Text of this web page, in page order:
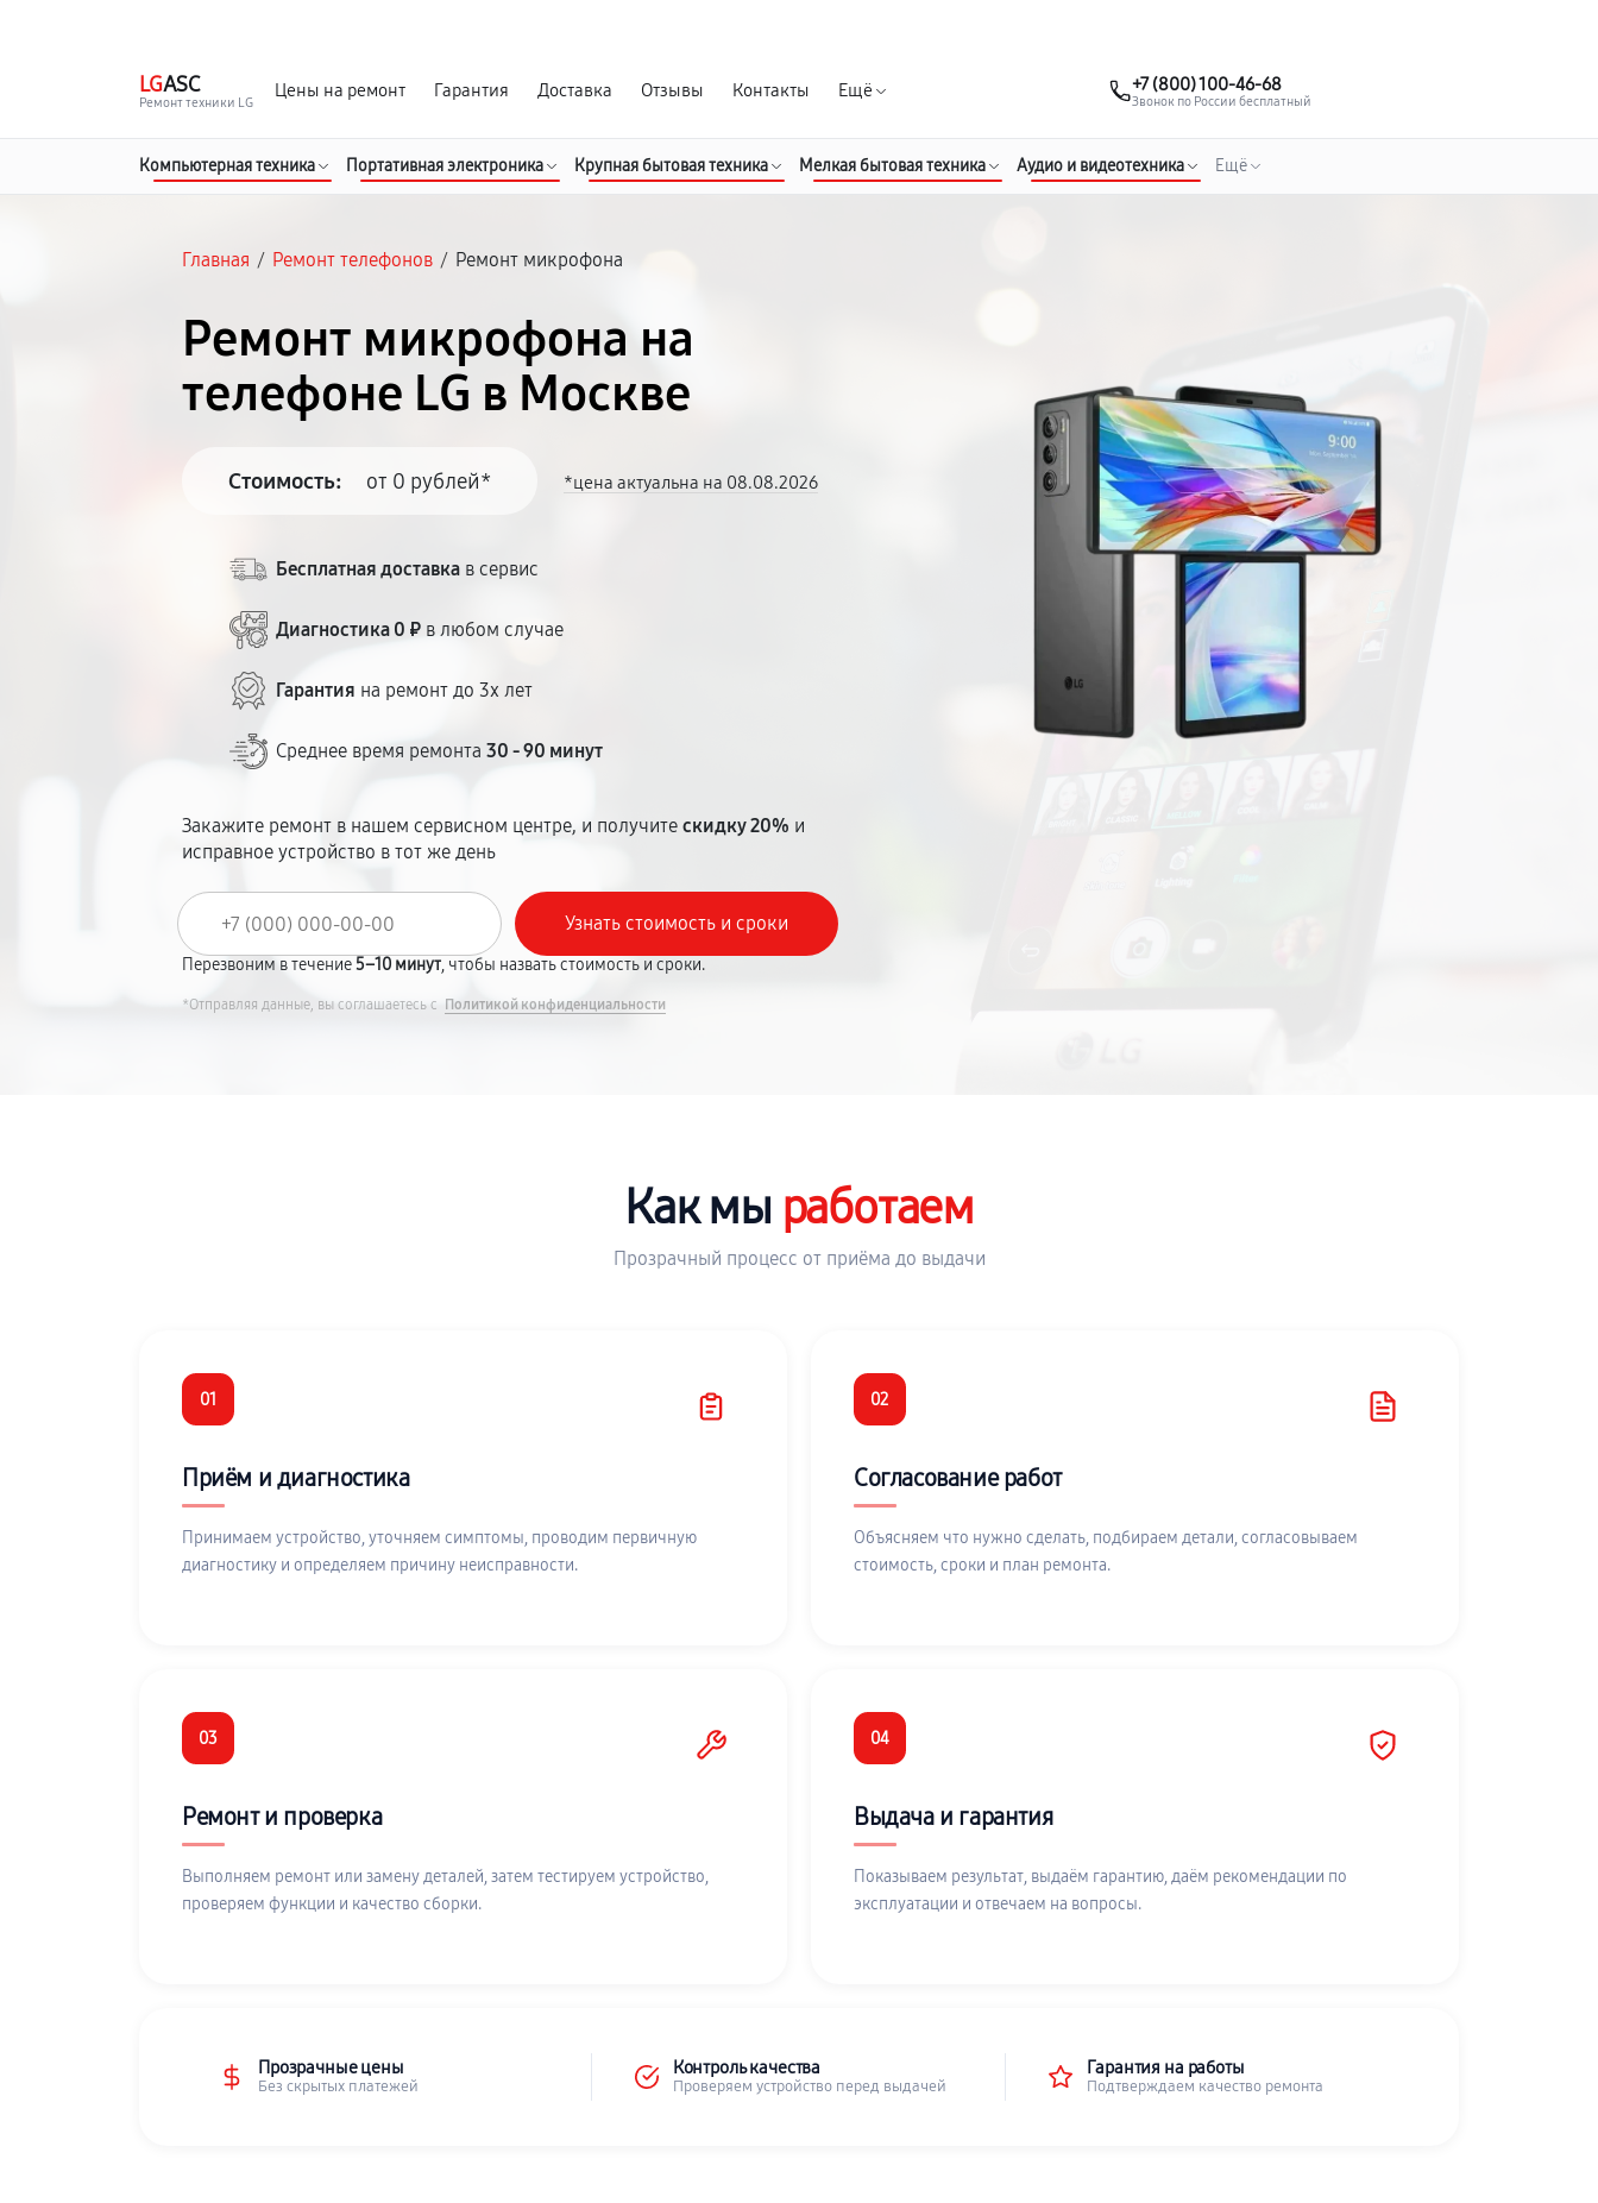
LGASC
Ремонт техники LG
Цены на ремонт Гарантия Доставка Отзывы Контакты Ещё +7 (800) 100-46-68
Звонок по России бесплатный
Компьютерная техника Портативная электроника Крупная бытовая техника Мелкая бытовая техника Аудио и видеотехника Ещё
Главная / Ремонт телефонов / Ремонт микрофона
Ремонт микрофона на
телефоне LG в Москве
Стоимость: от 0 рублей* *цена актуальна на 08.08.2026
Бесплатная доставка в сервис
Диагностика 0 ₽ в любом случае
Гарантия на ремонт до 3х лет
Среднее время ремонта30 - 90 минут
Закажите ремонт в нашем сервисном центре, и получитескидку 20% и
исправное устройство в тот же день
Перезвоним в течение5–10 минут, чтобы назвать стоимость и сроки.
*Отправляя данные, вы соглашаетесь с Политикой конфиденциальности
Как мы работаем
Прозрачный процесс от приёма до выдачи
01
Приём и диагностика
Принимаем устройство, уточняем симптомы, проводим первичную
диагностику и определяем причину неисправности.
02
Согласование работ
Объясняем что нужно сделать, подбираем детали, согласовываем
стоимость, сроки и план ремонта.
03
Ремонт и проверка
Выполняем ремонт или замену деталей, затем тестируем устройство,
проверяем функции и качество сборки.
04
Выдача и гарантия
Показываем результат, выдаём гарантию, даём рекомендации по
эксплуатации и отвечаем на вопросы.
Прозрачные цены
Без скрытых платежей
Контроль качества
Проверяем устройство перед выдачей
Гарантия на работы
Подтверждаем качество ремонта